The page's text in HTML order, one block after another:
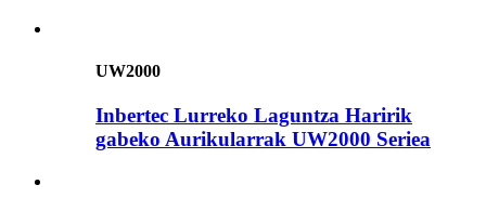
UW2000
Inbertec Lurreko Laguntza Haririk
gabeko Aurikularrak UW2000 Seriea